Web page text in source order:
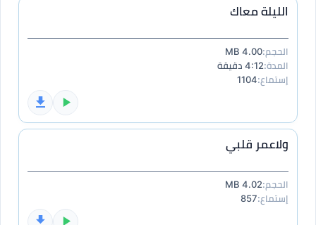
الليلة معاك
الحجم:4.00 MB
المدة:4:12 دقيقة
إستماع:1104
ولاعمر قلبي
الحجم:4.02 MB
إستماع:857